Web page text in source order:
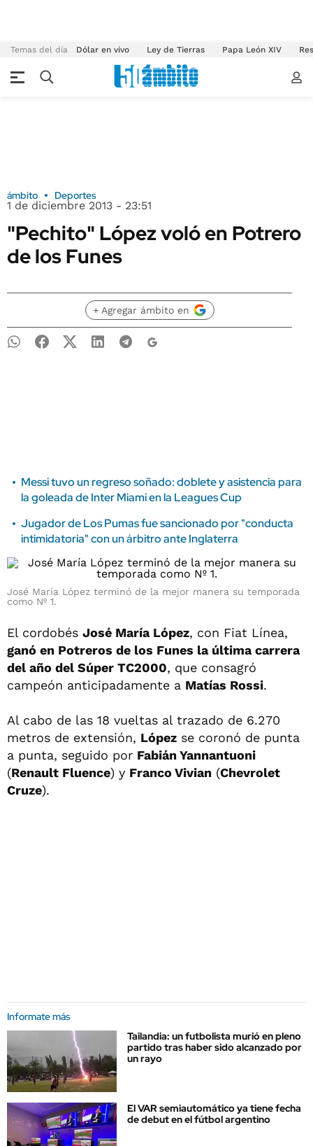
Temas del día Dólar en vivo Ley de Tierras Papa León XIV
ámbito Deportes
1 de diciembre 2013 - 23:51
"Pechito" López voló en Potrero
de los Funes
+ Agregar ámbito en
Messi tuvo un regreso soñado: doblete y asistencia para
la goleada de Inter Miami en la Leagues Cup
Jugador de Los Pumas fue sancionado por "conducta
intimidatoria" con un árbitro ante Inglaterra
José María López terminó de la mejor manera su temporada
como Nº 1.
El cordobés José María López, con Fiat Línea,
ganó en Potreros de los Funes la última carrera
del año del Súper TC2000, que consagró
campeón anticipadamente a Matías Rossi.
Al cabo de las 18 vueltas al trazado de 6.270
metros de extensión, López se coronó de punta
a punta, seguido por Fabián Yannantuoni
(Renault Fluence) y Franco Vivian (Chevrolet
Cruze).
Informate más
Tailandia: un futbolista murió en pleno
partido tras haber sido alcanzado por
un rayo
El VAR semiautomático ya tiene fecha
de debut en el fútbol argentino